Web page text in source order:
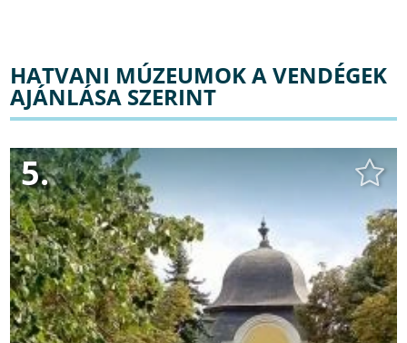
HATVANI MÚZEUMOK A VENDÉGEK
AJÁNLÁSA SZERINT
5.